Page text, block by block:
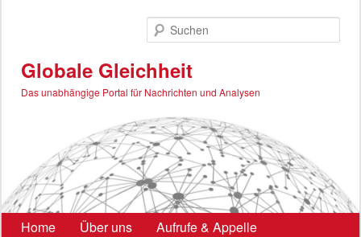
Globale Gleichheit
Das unabhängige Portal für Nachrichten und Analysen
Hauptmenü
Home Über uns
Aufrufe & Appelle